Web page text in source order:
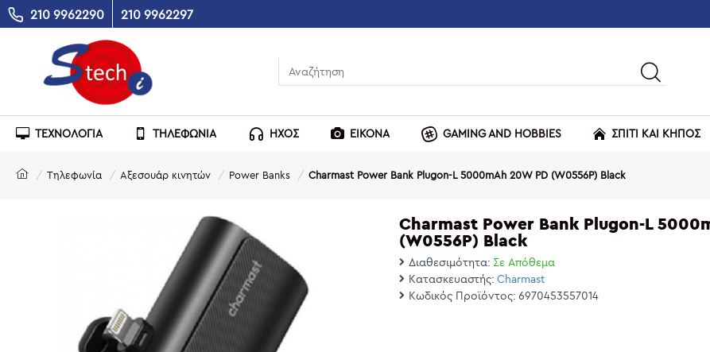
210 9962290 210 9962297
ΤΕΧΝΟΛΟΓΙΑ ΤΗΛΕΦΩΝΙΑ ΗΧΟΣ ΕΙΚΟΝΑ GAMING AND HOBBIES ΣΠΙΤΙ ΚΑΙ ΚΗΠΟΣ
Τηλεφωνία Αξεσουάρ κινητών Power Banks Charmast Power Bank Plugon-L 5000mAh 20W PD (W0556P) Black
Charmast Power Bank Plugon-L
(W0556P) Black
Διαθεσιμότητα: Σε Απόθεμα
Κατασκευαστής: Charmast
Κωδικός Προϊόντος: 6970453557014